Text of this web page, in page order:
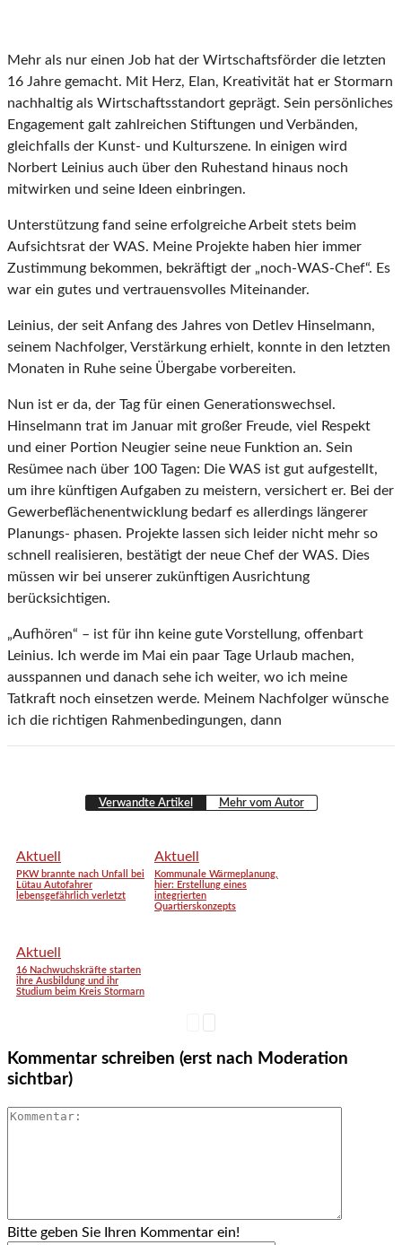
Mehr als nur einen Job hat der Wirtschaftsförder die letzten
16 Jahre gemacht. Mit Herz, Elan, Kreativität hat er Stormarn
nachhaltig als Wirtschaftsstandort geprägt. Sein persönliches
Engagement galt zahlreichen Stiftungen und Verbänden,
gleichfalls der Kunst- und Kulturszene. In einigen wird
Norbert Leinius auch über den Ruhestand hinaus noch
mitwirken und seine Ideen einbringen.
Unterstützung fand seine erfolgreiche Arbeit stets beim
Aufsichtsrat der WAS. Meine Projekte haben hier immer
Zustimmung bekommen, bekräftigt der „noch-WAS-Chef“. Es
war ein gutes und vertrauensvolles Miteinander.
Leinius, der seit Anfang des Jahres von Detlev Hinselmann,
seinem Nachfolger, Verstärkung erhielt, konnte in den letzten
Monaten in Ruhe seine Übergabe vorbereiten.
Nun ist er da, der Tag für einen Generationswechsel.
Hinselmann trat im Januar mit großer Freude, viel Respekt
und einer Portion Neugier seine neue Funktion an. Sein
Resümee nach über 100 Tagen: Die WAS ist gut aufgestellt,
um ihre künftigen Aufgaben zu meistern, versichert er. Bei der
Gewerbeflächenentwicklung bedarf es allerdings längerer
Planungs- phasen. Projekte lassen sich leider nicht mehr so
schnell realisieren, bestätigt der neue Chef der WAS. Dies
müssen wir bei unserer zukünftigen Ausrichtung
berücksichtigen.
„Aufhören“ – ist für ihn keine gute Vorstellung, offenbart
Leinius. Ich werde im Mai ein paar Tage Urlaub machen,
ausspannen und danach sehe ich weiter, wo ich meine
Tatkraft noch einsetzen werde. Meinem Nachfolger wünsche
ich die richtigen Rahmenbedingungen, dann
Verwandte Artikel Mehr vom Autor
Aktuell
PKW brannte nach Unfall bei
Lütau Autofahrer
lebensgefährlich verletzt
Aktuell
Kommunale Wärmeplanung,
hier: Erstellung eines
integrierten
Quartierskonzepts
Aktuell
16 Nachwuchskräfte starten
ihre Ausbildung und ihr
Studium beim Kreis Stormarn
Kommentar schreiben (erst nach Moderation
sichtbar)
Bitte geben Sie Ihren Kommentar ein!